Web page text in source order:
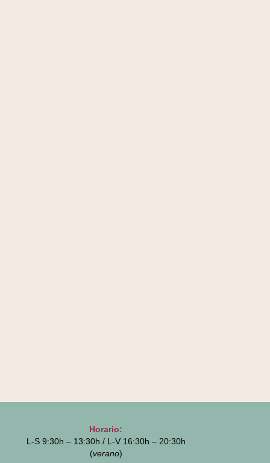
Horario:
L-S 9:30h – 13:30h / L-V 16:30h – 20:30h
(verano)